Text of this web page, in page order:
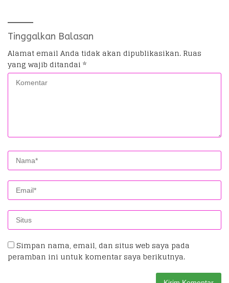
Tinggalkan Balasan
Alamat email Anda tidak akan dipublikasikan. Ruas
yang wajib ditandai *
Simpan nama, email, dan situs web saya pada
peramban ini untuk komentar saya berikutnya.